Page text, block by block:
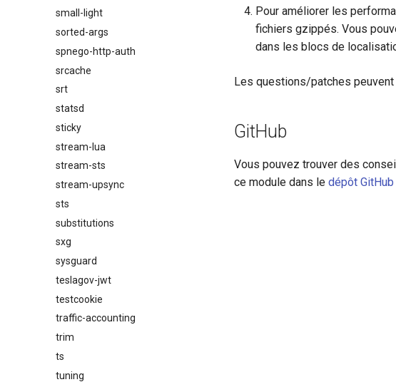
small-light
sorted-args
spnego-http-auth
srcache
srt
statsd
sticky
stream-lua
stream-sts
stream-upsync
sts
substitutions
sxg
sysguard
teslagov-jwt
testcookie
traffic-accounting
trim
ts
tuning
Pour améliorer les
fichiers gzippés. Vous
dans les blocs de
Les questions/patches
GitHub
Vous pouvez trouver des
ce module dans le dépôt